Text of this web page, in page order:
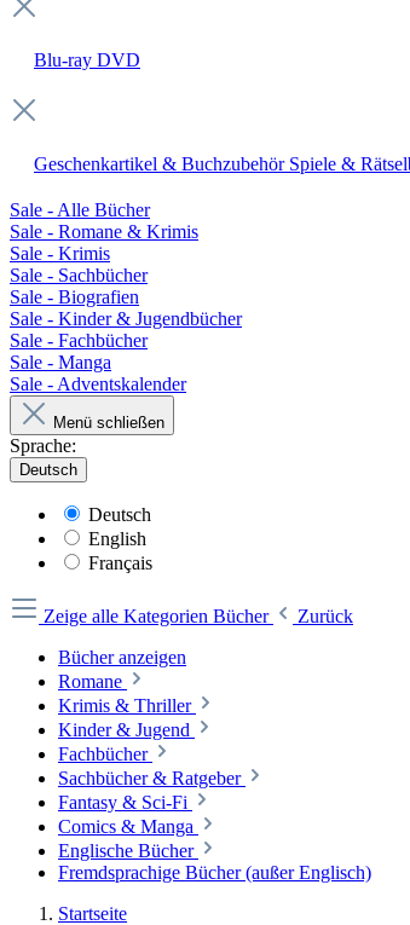
Blu-ray DVD
Geschenkartikel & Buchzubehör Spiele &
Sale - Alle Bücher
Sale - Romane & Krimis
Sale - Krimis
Sale - Sachbücher
Sale - Biografien
Sale - Kinder & Jugendbücher
Sale - Fachbücher
Sale - Manga
Sale - Adventskalender
Menü schließen
Sprache:
Deutsch
Deutsch
English
Français
Zeige alle Kategorien Bücher
Zurück
Bücher anzeigen
Romane
Krimis & Thriller
Kinder & Jugend
Fachbücher
Sachbücher & Ratgeber
Fantasy & Sci-Fi
Comics & Manga
Englische Bücher
Fremdsprachige Bücher (außer Englisch)
Startseite